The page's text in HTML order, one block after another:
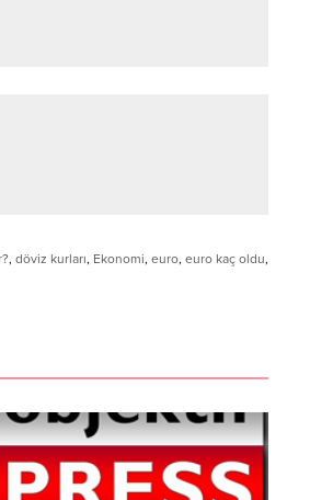
, döviz kurları, Ekonomi, euro, euro kaç oldu,